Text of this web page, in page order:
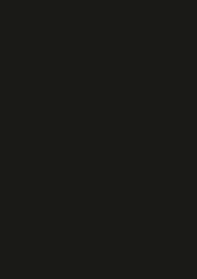
absolvidos dos respectivos pisão no
sob as ordens de Marcos Paquetá.